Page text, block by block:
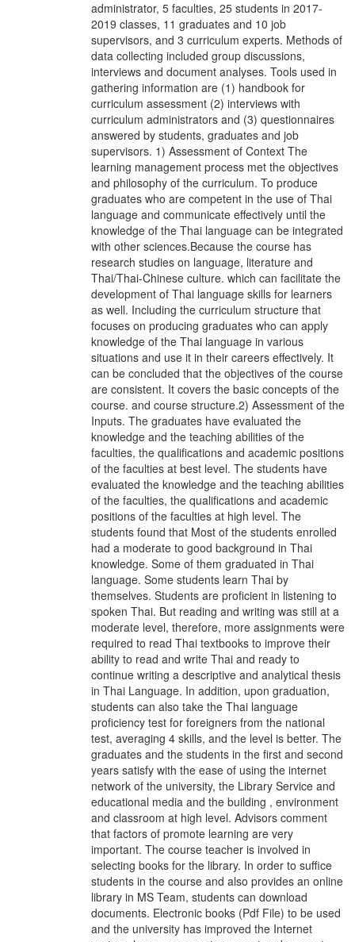
administrator, 5 faculties, 25 students in 2017-
2019 classes, 11 graduates and 10 job
supervisors, and 3 curriculum experts. Methods of
data collecting included group discussions,
interviews and document analyses. Tools used in
gathering information are (1) handbook for
curriculum assessment (2) interviews with
curriculum administrators and (3) questionnaires
answered by students, graduates and job
supervisors. 1) Assessment of Context The
learning management process met the objectives
and philosophy of the curriculum. To produce
graduates who are competent in the use of Thai
language and communicate effectively until the
knowledge of the Thai language can be integrated
with other sciences.Because the course has
research studies on language, literature and
Thai/Thai-Chinese culture. which can facilitate the
development of Thai language skills for learners
as well. Including the curriculum structure that
focuses on producing graduates who can apply
knowledge of the Thai language in various
situations and use it in their careers effectively. It
can be concluded that the objectives of the course
are consistent. It covers the basic concepts of the
course. and course structure.2) Assessment of the
Inputs. The graduates have evaluated the
knowledge and the teaching abilities of the
faculties, the qualifications and academic positions
of the faculties at best level. The students have
evaluated the knowledge and the teaching abilities
of the faculties, the qualifications and academic
positions of the faculties at high level. The
students found that Most of the students enrolled
had a moderate to good background in Thai
knowledge. Some of them graduated in Thai
language. Some students learn Thai by
themselves. Students are proficient in listening to
spoken Thai. But reading and writing was still at a
moderate level, therefore, more assignments were
required to read Thai textbooks to improve their
ability to read and write Thai and ready to
continue writing a descriptive and analytical thesis
in Thai Language. In addition, upon graduation,
students can also take the Thai language
proficiency test for foreigners from the national
test, averaging 4 skills, and the level is better. The
graduates and the students in the first and second
years satisfy with the ease of using the internet
network of the university, the Library Service and
educational media and the building , environment
and classroom at high level. Advisors comment
that factors of promote learning are very
important. The course teacher is involved in
selecting books for the library. In order to suffice
students in the course and also provides an online
library in MS Team, students can download
documents. Electronic books (Pdf File) to be used
and the university has improved the Internet